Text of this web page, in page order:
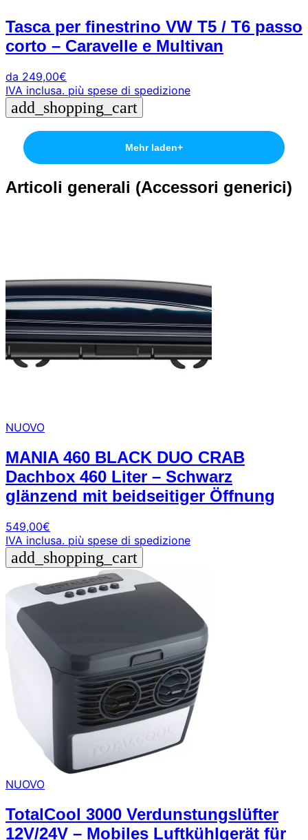
Tasca per finestrino VW T5 / T6 passo
corto – Caravelle e Multivan
da 249,00€
IVA inclusa. più spese di spedizione
add_shopping_cart
Mehr laden+
Articoli generali (Accessori generici)
NUOVO
MANIA 460 BLACK DUO CRAB
Dachbox 460 Liter – Schwarz
glänzend mit beidseitiger Öffnung
549,00€
IVA inclusa. più spese di spedizione
add_shopping_cart
NUOVO
TotalCool 3000 Verdunstungslüfter
12V/24V – Mobiles Luftkühlgerät für